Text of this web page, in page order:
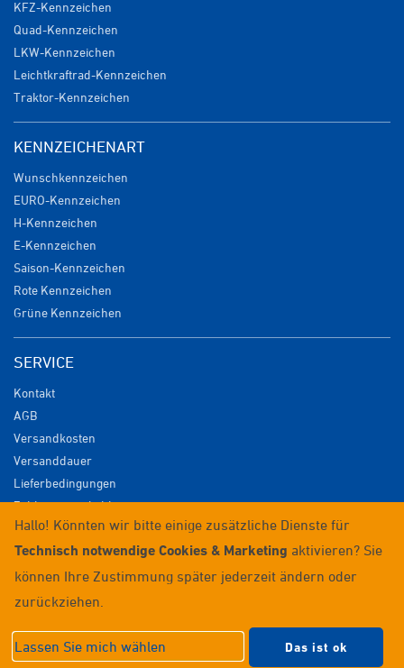
KFZ-Kennzeichen
Quad-Kennzeichen
LKW-Kennzeichen
Leichtkraftrad-Kennzeichen
Traktor-Kennzeichen
KENNZEICHENART
Wunschkennzeichen
EURO-Kennzeichen
H-Kennzeichen
E-Kennzeichen
Saison-Kennzeichen
Rote Kennzeichen
Grüne Kennzeichen
SERVICE
Kontakt
AGB
Versandkosten
Versanddauer
Lieferbedingungen
Zahlungsmöglichkeiten
Datenschutz
Impressum
Widerrufsrecht
Anmelden / Registrieren
© 2026 Wunschkennzeichenversand
Datenschutzeinstellungen|
Hallo! Könnten wir bitte einige zusätzliche Dienste für
Technisch notwendige Cookies & Marketing aktivieren? Sie
können Ihre Zustimmung später jederzeit ändern oder
zurückziehen.
Lassen Sie mich wählen Das ist ok